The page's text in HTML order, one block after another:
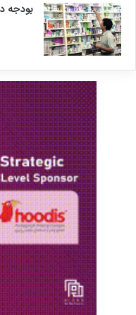
بودجه